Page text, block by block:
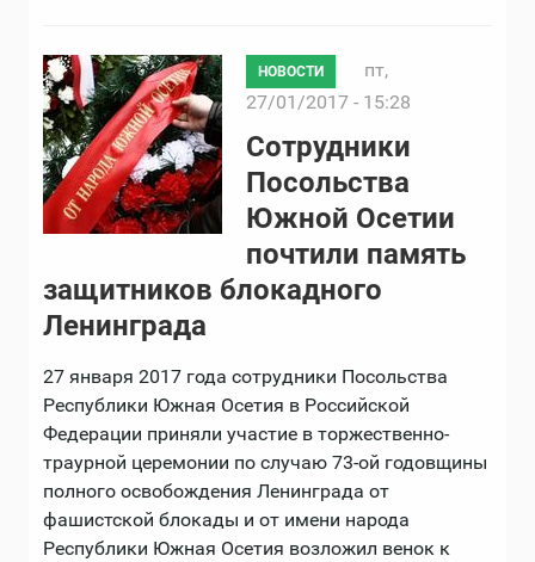
НОВОСТИ
пт,
27/01/2017 - 15:28
Сотрудники
Посольства
Южной Осетии
почтили память
защитников блокадного
Ленинграда
27 января 2017 года сотрудники Посольства
Республики Южная Осетия в Российской
Федерации приняли участие в торжественно-
траурной церемонии по случаю 73-oй годовщины
полного освобождения Ленинграда от
фашистской блокады и от имени народа
Республики Южная Осетия возложил венок к